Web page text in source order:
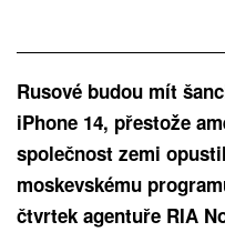
Rusové budou mít
iPhone 14, přestože
společnost zemi
moskevskému
čtvrtek agentuře RIA